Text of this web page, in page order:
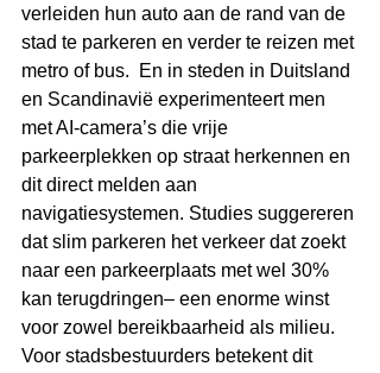
verleiden hun auto aan de rand van de
stad te parkeren en verder te reizen met
metro of bus.  En in steden in Duitsland
en Scandinavië experimenteert men
met AI-camera’s die vrije
parkeerplekken op straat herkennen en
dit direct melden aan
navigatiesystemen. Studies suggereren
dat slim parkeren het verkeer dat zoekt
naar een parkeerplaats met wel 30%
kan terugdringen– een enorme winst
voor zowel bereikbaarheid als milieu.
Voor stadsbestuurders betekent dit